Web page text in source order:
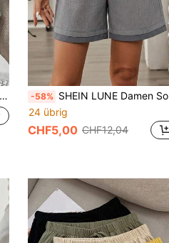
-58% SHEIN LUNE Damen Sommer Lässig Kontrast Farbe Elastische Taille Schräge Tasche Shorts
24 übrig
CHF5,00 CHF12,04